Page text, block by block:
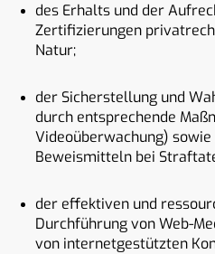
des Erhalts und der
Zertifizierungen
Natur;
der Sicherstellung und
durch entsprechende
Videoüberwachung)
Beweismitteln bei
der effektiven und
Durchführung von Web-
von internetgestützten